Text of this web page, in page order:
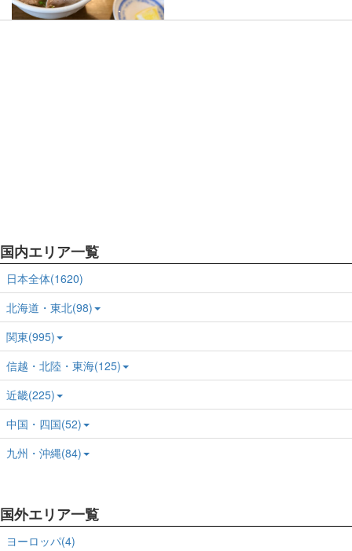
国内エリア一覧
日本全体(1620)
北海道・東北(98)
関東(995)
信越・北陸・東海(125)
近畿(225)
中国・四国(52)
九州・沖縄(84)
国外エリア一覧
ヨーロッパ(4)